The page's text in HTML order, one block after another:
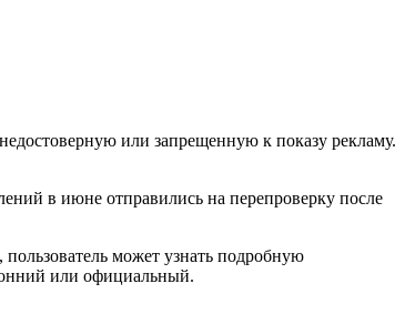
или запрещенную к показу рекламу.
в июне отправились на перепроверку после
может узнать подробную
или официальный.